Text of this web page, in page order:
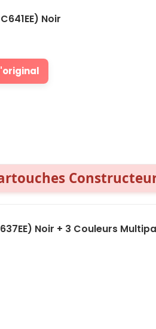
Noir
Noir + 3 Couleurs